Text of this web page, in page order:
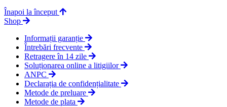
Înapoi la început
Shop
Informații garanție
Întrebări frecvente
Retragere în 14 zile
Soluționarea online a litigiilor
ANPC
Declarația de confidențialitate
Metode de preluare
Metode de plata